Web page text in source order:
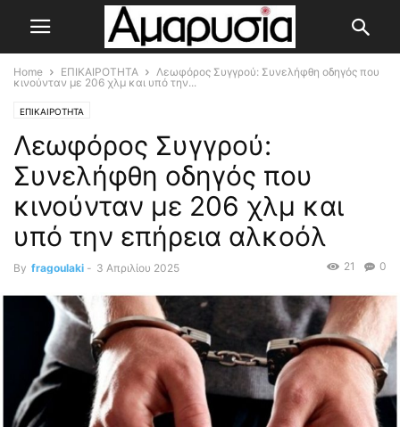
Home ΕΠΙΚΑΙΡΟΤΗΤΑ
Λεωφόρος Συγγρού: Συνελήφθη οδηγός που
κινούνταν με 206 χλμ και υπό την...
ΕΠΙΚΑΙΡΟΤΗΤΑ
Λεωφόρος Συγγρού:
Συνελήφθη οδηγός που
κινούνταν με 206 χλμ και
υπό την επήρεια αλκοόλ
By fragoulaki - 3 Απριλίου 2025 0
21